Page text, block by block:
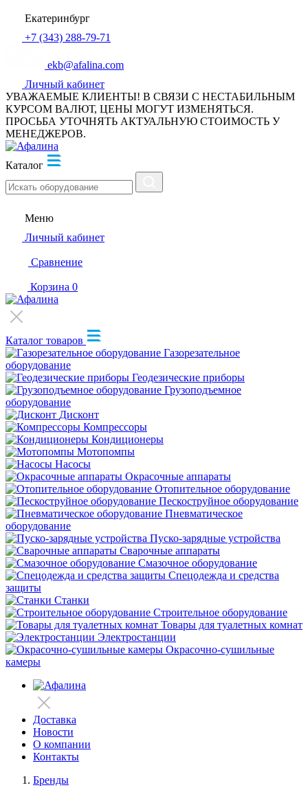
Екатеринбург
+7 (343) 288-79-71
ekb@afalina.com
Личный кабинет
УВАЖАЕМЫЕ КЛИЕНТЫ! В СВЯЗИ С НЕСТАБИЛЬНЫМ
КУРСОМ ВАЛЮТ, ЦЕНЫ МОГУТ ИЗМЕНЯТЬСЯ.
ПРОСЬБА УТОЧНЯТЬ АКТУАЛЬНУЮ СТОИМОСТЬ У
МЕНЕДЖЕРОВ.
Каталог
Меню
Личный кабинет
Сравнение
Корзина 0
Каталог товаров
Газорезательное
оборудование
Геодезические приборы
Грузоподъемное
оборудование
Дисконт
Компрессоры
Кондиционеры
Мотопомпы
Насосы
Окрасочные аппараты
Отопительное оборудование
Пескоструйное оборудование
Пневматическое
оборудование
Пуско-зарядные устройства
Сварочные аппараты
Смазочное оборудование
Спецодежда и средства
защиты
Станки
Строительное оборудование
Товары для туалетных комнат
Электростанции
Окрасочно-сушильные
камеры
Доставка
Новости
О компании
Контакты
Бренды